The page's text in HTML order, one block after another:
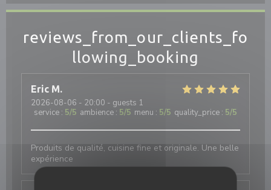
reviews_from_our_clients_fo
llowing_booking
Eric M
2026-08-06 - 20:00 - guests 1
service : 5/5 ambience : 5/5 menu : 5/5 quality_price : 5/5
Produits de qualité, cuisine fine et originale. Une belle
expérience